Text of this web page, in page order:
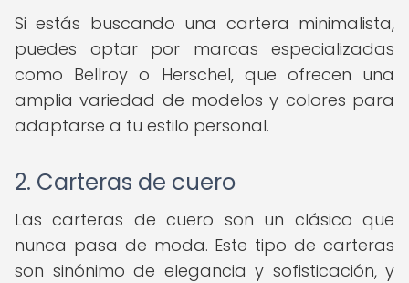
Si estás buscando una cartera minimalista,
puedes optar por marcas especializadas
como Bellroy o Herschel, que ofrecen una
amplia variedad de modelos y colores para
adaptarse a tu estilo personal.
2. Carteras de cuero
Las carteras de cuero son un clásico que
nunca pasa de moda. Este tipo de carteras
son sinónimo de elegancia y sofisticación, y